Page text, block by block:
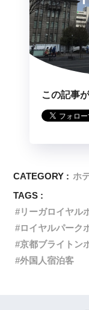
この記事
CATEGORY : ホ
TAGS :
リーガロイヤル
ロイヤルパーク
京都ブライトン
外国人宿泊客